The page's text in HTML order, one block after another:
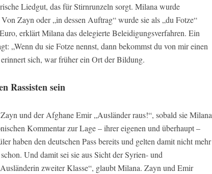
Liedgut, das für Stirnrunzeln sorgt. Milana wurde
Zayn oder „in dessen Auftrag“ wurde sie als „du Fotze“
erklärt Milana das delegierte Beleidigungsverfahren. Ein
„Wenn du sie Fotze nennst, dann bekommst du von mir einen
sich, war früher ein Ort der Bildung.
Rassisten sein
und der Afghane Emir „Ausländer raus!“, sobald sie Milana
Kommentar zur Lage – ihrer eigenen und überhaupt –
haben den deutschen Pass bereits und gelten damit nicht mehr
Und damit sei sie aus Sicht der Syrien- und
zweiter Klasse“, glaubt Milana. Zayn und Emir